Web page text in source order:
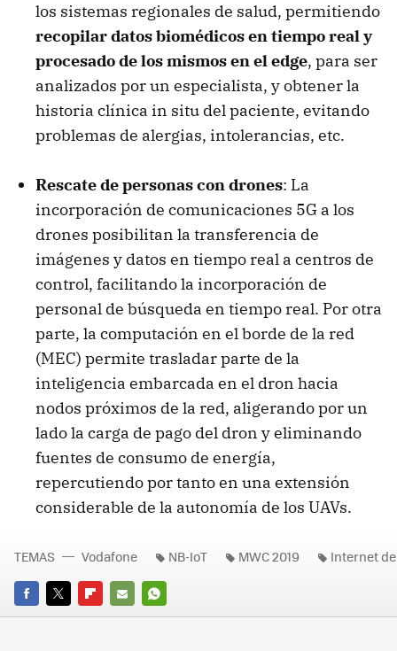
los sistemas regionales de salud, permitiendo
recopilar datos biomédicos en tiempo real y
procesado de los mismos en el edge, para ser
analizados por un especialista, y obtener la
historia clínica in situ del paciente, evitando
problemas de alergias, intolerancias, etc.
Rescate de personas con drones: La
incorporación de comunicaciones 5G a los
drones posibilitan la transferencia de
imágenes y datos en tiempo real a centros de
control, facilitando la incorporación de
personal de búsqueda en tiempo real. Por otra
parte, la computación en el borde de la red
(MEC) permite trasladar parte de la
inteligencia embarcada en el dron hacia
nodos próximos de la red, aligerando por un
lado la carga de pago del dron y eliminando
fuentes de consumo de energía,
repercutiendo por tanto en una extensión
considerable de la autonomía de los UAVs.
FACEBOOK
TWITTERFLIPBOARD
E-
WHATSAPP
TEMAS Vodafone NB-IoT MWC 2019 Internet